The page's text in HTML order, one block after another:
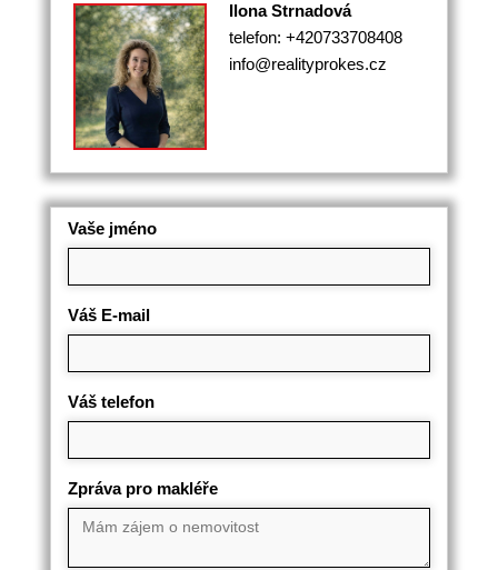
Ilona Strnadová
telefon: +420733708408
info@realityprokes.cz
Vaše jméno
Váš E-mail
Váš telefon
Zpráva pro makléře